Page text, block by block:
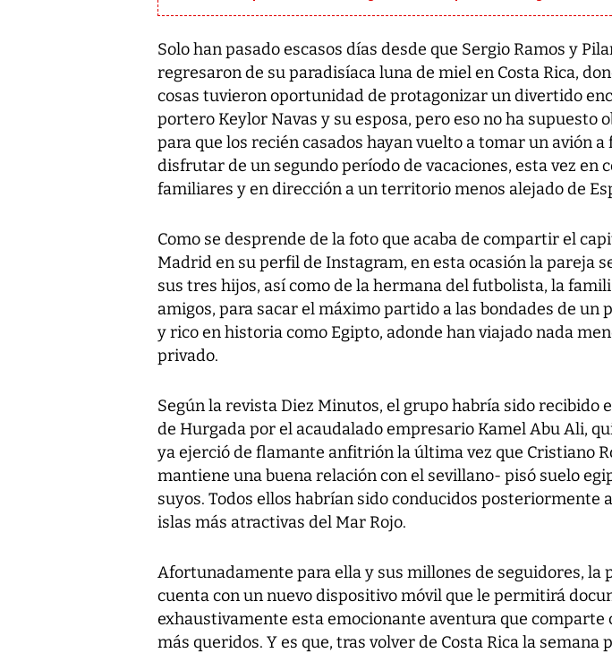
Solo han pasado escasos días desde que Sergio Ramos y
regresaron de su paradisíaca luna de miel en Costa Rica,
cosas tuvieron oportunidad de protagonizar un divertido
portero Keylor Navas y su esposa, pero eso no ha supuesto
para que los recién casados hayan vuelto a tomar un avión a
disfrutar de un segundo período de vacaciones, esta vez en
familiares y en dirección a un territorio menos alejado de
Como se desprende de la foto que acaba de compartir el
Madrid en su perfil de Instagram, en esta ocasión la pareja
sus tres hijos, así como de la hermana del futbolista, la
amigos, para sacar el máximo partido a las bondades de un
y rico en historia como Egipto, adonde han viajado nada
privado.
Según la revista Diez Minutos, el grupo habría sido recibido
de Hurgada por el acaudalado empresario Kamel Abu Ali,
ya ejerció de flamante anfitrión la última vez que Cristiano
mantiene una buena relación con el sevillano- pisó suelo
suyos. Todos ellos habrían sido conducidos posteriormente
islas más atractivas del Mar Rojo.
Afortunadamente para ella y sus millones de seguidores, la
cuenta con un nuevo dispositivo móvil que le permitirá
exhaustivamente esta emocionante aventura que comparte
más queridos. Y es que, tras volver de Costa Rica la semana